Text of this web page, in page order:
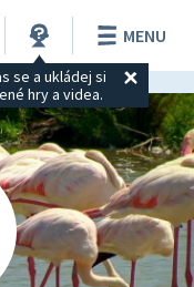
se a ukládej si
hry a videa.
MENU